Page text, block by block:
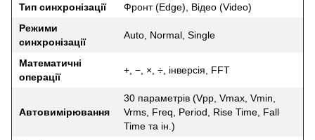
Тип синхронізації
Фронт (Edge), Відео (Video)
Режими
синхронізації
Auto, Normal, Single
Математичні
операції
+, −, ×, ÷, інверсія, FFT
Автовимірювання
30 параметрів (Vpp, Vmax, Vmin,
Vrms, Freq, Period, Rise Time, Fall
Time та ін.)